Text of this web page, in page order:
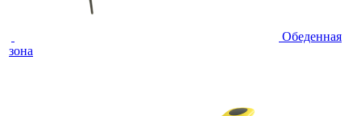
Обеденная
зона